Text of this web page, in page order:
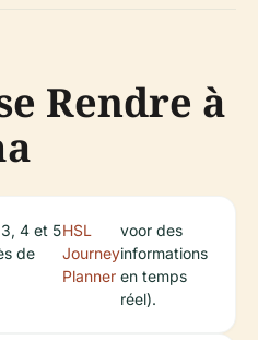
Rendre à
4 et 5
de
HSL
Journey
Planner
voor des
informations
en temps
réel).